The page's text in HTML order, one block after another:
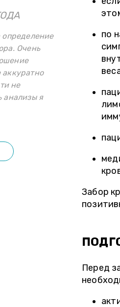
определение
Очень
не
анализы я
" Очень
можно сдать
гинеколога в
же в Инвитро.
– тут же
с
по
Забор
Перед